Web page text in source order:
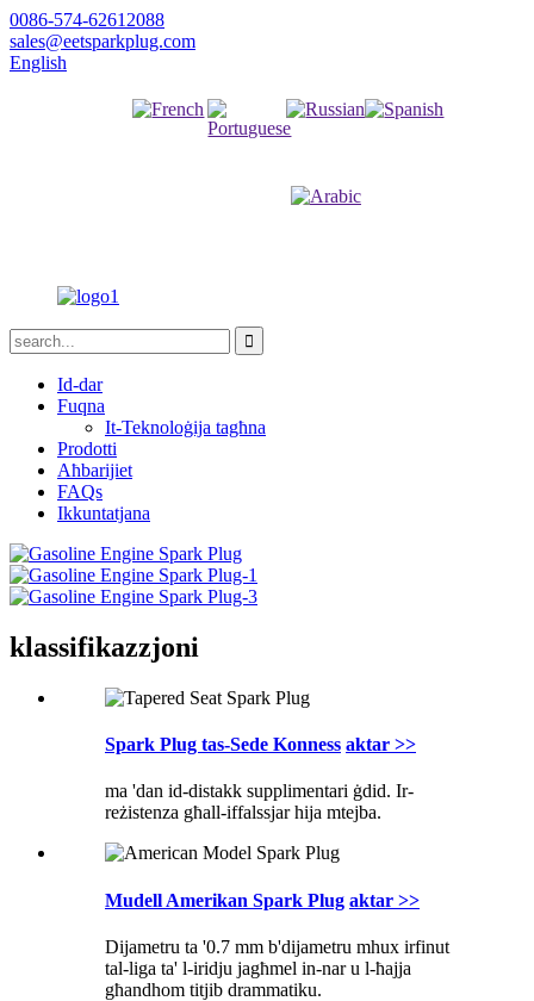
0086-574-62612088
sales@eetsparkplug.com
English
Id-dar
Fuqna
It-Teknoloġija tagħna
Prodotti
Aħbarijiet
FAQs
Ikkuntatjana
klassifikazzjoni
Spark Plug tas-Sede Konness aktar >>
ma 'dan id-distakk supplimentari ġdid. Ir-
reżistenza għall-iffalssjar hija mtejba.
Mudell Amerikan Spark Plug aktar >>
Dijametru ta '0.7 mm b'dijametru mhux irfinut
tal-liga ta' l-iridju jagħmel in-nar u l-ħajja
għandhom titjib drammatiku.